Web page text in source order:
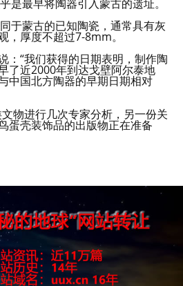
最早将陶器引入蒙古的遗址。
于蒙古的已知陶瓷，通常具有灰
，厚度不超过7-8mm。
：“我们获得的日期表明，制作陶
了近2000年到达戈壁阿尔泰地
中国北方陶器的早期日期相对
物进行几次专家分析，另一份关
蛋壳装饰品的出版物正在准备